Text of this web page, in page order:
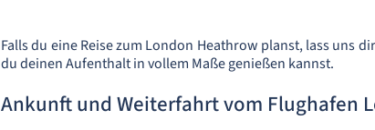
Falls du eine Reise zum London Heathrow planst, lass uns
du deinen Aufenthalt in vollem Maße genießen kannst.
Ankunft und Weiterfahrt vom Flughafen